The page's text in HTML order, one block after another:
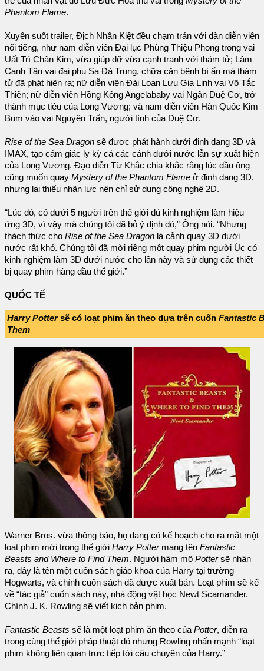
Phantom Flame.
Xuyên suốt trailer, Địch Nhân Kiệt đều chạm trán với dàn diễn viên
nổi tiếng, như nam diễn viên Đại lục Phùng Thiệu Phong trong vai
Uất Trì Chân Kim, vừa giúp đỡ vừa cạnh tranh với thám tử; Lâm
Canh Tân vai đại phu Sa Đà Trung, chữa căn bệnh bí ẩn mà thám
tử đã phát hiện ra; nữ diễn viên Đài Loan Lưu Gia Linh vai Võ Tắc
Thiên; nữ diễn viên Hồng Kông Angelababy vai Ngân Duệ Cơ, trở
thành mục tiêu của Long Vương; và nam diễn viên Hàn Quốc Kim
Bum vào vai Nguyên Trấn, người tình của Duệ Cơ.
Rise of the Sea Dragon sẽ được phát hành dưới định dạng 3D và
IMAX, tạo cảm giác ly kỳ cả các cảnh dưới nước lẫn sự xuất hiện
của Long Vương. Đạo diễn Từ Khắc chia khắc rằng lúc đầu ông
cũng muốn quay Mystery of the Phantom Flame ở định dạng 3D,
nhưng lại thiếu nhân lực nên chỉ sử dụng công nghệ 2D.
“Lúc đó, có dưới 5 người trên thế giới đủ kinh nghiệm làm hiệu
ứng 3D, vì vậy mà chúng tôi đã bỏ ý định đó,” Ông nói. “Nhưng
thách thức cho Rise of the Sea Dragon là cảnh quay 3D dưới
nước rất khó. Chúng tôi đã mời riêng một quay phim người Úc có
kinh nghiệm làm 3D dưới nước cho lần này và sử dụng các thiết
bị quay phim hàng đầu thế giới.”
QUỐC TẾ
Harry Pottersẽ có loạt phim ăn theo dựa trên cuốn Fantastic
Them
Warner Bros. vừa thông báo, họ đang có kế hoạch cho ra mắt một
loạt phim mới trong thế giới Harry Pottermang tên Fantastic
Beasts and Where to Find Them. Người hâm mộ Pottersẽ nhận
ra, đây là tên một cuốn sách giáo khoa của Harry tại trường
Hogwarts, và chính cuốn sách đã được xuất bản. Loạt phim sẽ kể
về “tác giả” cuốn sách này, nhà động vật học Newt Scamander.
Chính J. K. Rowling sẽ viết kịch bản phim.
Fantastic Beasts sẽ là một loạt phim ăn theo của Potter, diễn ra
trong cùng thế giới pháp thuật đó nhưng Rowling nhấn mạnh “loạt
phim không liên quan trực tiếp tới câu chuyện của Harry.”